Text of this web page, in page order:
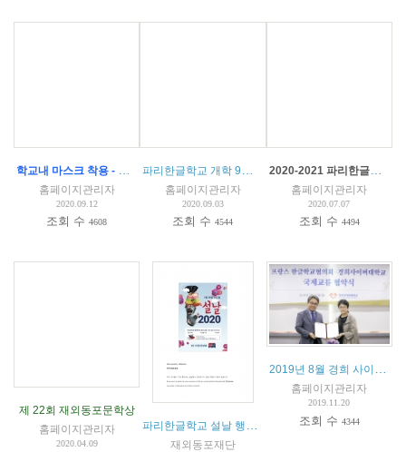
홈페이지관리자
2020.09.12
조회 수4608
홈페이지관리자
2020.09.03
조회 수4544
2020-2021 파리한글학교 입학 안내
홈페이지관리자
2020.07.07
조회 수 4494
제 22회 재외동포문학상
홈페이지관리자
2020.04.09 재외동포재단
2019년 8월 경희 사이버대 및 서울디지털문화예술대학교와 교육협약 체결
홈페이지관리자
2019.11.20
조회 수 4344